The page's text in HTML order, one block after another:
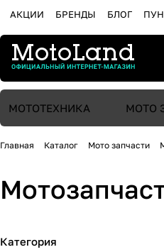
АКЦИИ БРЕНДЫ БЛОГ
МОТОТЕХНИКА МОТО
Главная Каталог Мото запчасти
Категория